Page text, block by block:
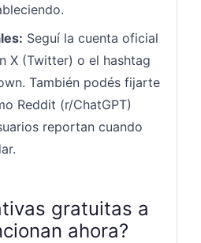
Seguí la cuenta oficial
X (Twitter) o el hashtag
También podés fijarte
Reddit (r/ChatGPT)
reportan cuando
gratuitas a
ahora?